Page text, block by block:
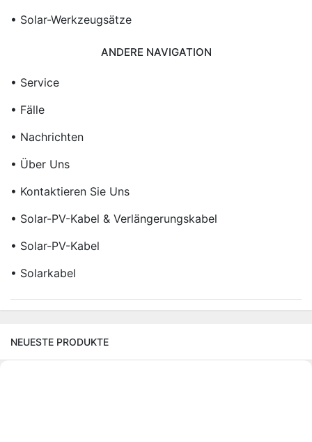
• Solar-Werkzeugsätze
ANDERE NAVIGATION
• Service
• Fälle
• Nachrichten
• Über Uns
• Kontaktieren Sie Uns
• Solar-PV-Kabel & Verlängerungskabel
• Solar-PV-Kabel
• Solarkabel
NEUESTE PRODUKTE